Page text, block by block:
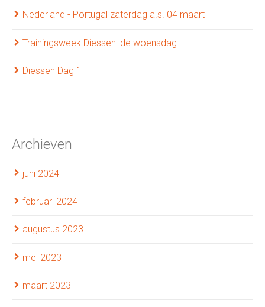
Nederland - Portugal zaterdag a.s. 04 maart
Trainingsweek Diessen: de woensdag
Diessen Dag 1
Archieven
juni 2024
februari 2024
augustus 2023
mei 2023
maart 2023